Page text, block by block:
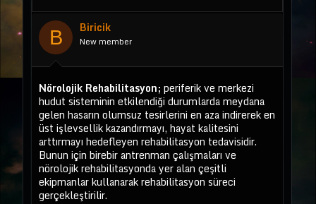
u
b
ş
a
t
a
n
n
g
ç
a
r
i
h
i
B Biricik
New member
Nörolojik Rehabilitasyon; periferik ve merkezi
hudut sisteminin etkilendiği durumlarda meydana
gelen hasarın olumsuz tesirlerini en aza indirerek en
üst işlevsellik kazandırmayı, hayat kalitesini
arttırmayı hedefleyen rehabilitasyon tedavisidir.
Bunun için birebir antrenman çalışmaları ve
nörolojik rehabilitasyonda yer alan çeşitli
ekipmanlar kullanarak rehabilitasyon süreci
gerçekleştirilir.